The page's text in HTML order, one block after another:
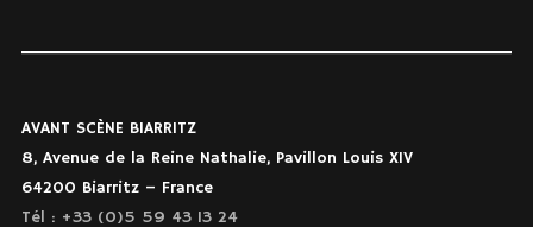
AVANT SCÈNE BIARRITZ
8, Avenue de la Reine Nathalie, Pavillon Louis XIV
64200 Biarritz – France
Tél : +33 (0)5 59 43 13 24